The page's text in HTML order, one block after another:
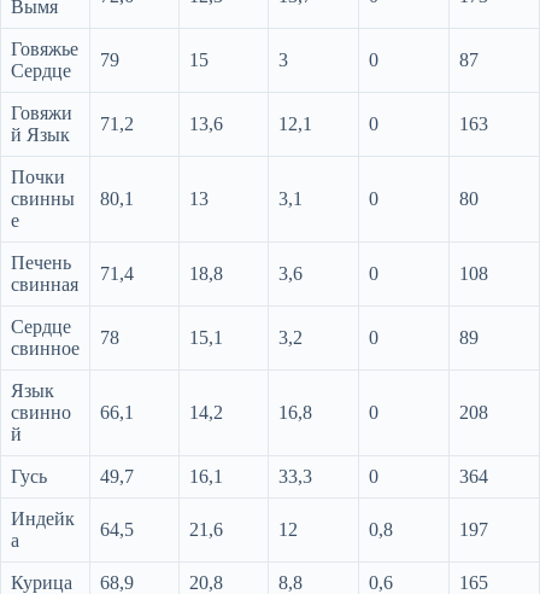
Вымя
Говяжье
Сердце
79 15 3 0 87
Говяжи
й Язык
71,2 13,6 12,1 0 163
Почки
свинны
е
80,1 13 3,1 0 80
Печень
свинная
71,4 18,8 3,6 0 108
Сердце
свинное
78 15,1 3,2 0 89
Язык
свинно
й
66,1 14,2 16,8 0 208
Гусь 49,7 16,1 33,3 0 364
Индейк
а
64,5 21,6 12 0,8 197
Курица 68,9 20,8 8,8 0,6 165